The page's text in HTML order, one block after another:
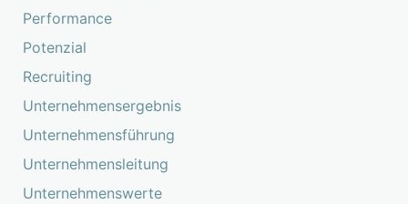
Performance
Potenzial
Recruiting
Unternehmensergebnis
Unternehmensführung
Unternehmensleitung
Unternehmenswerte